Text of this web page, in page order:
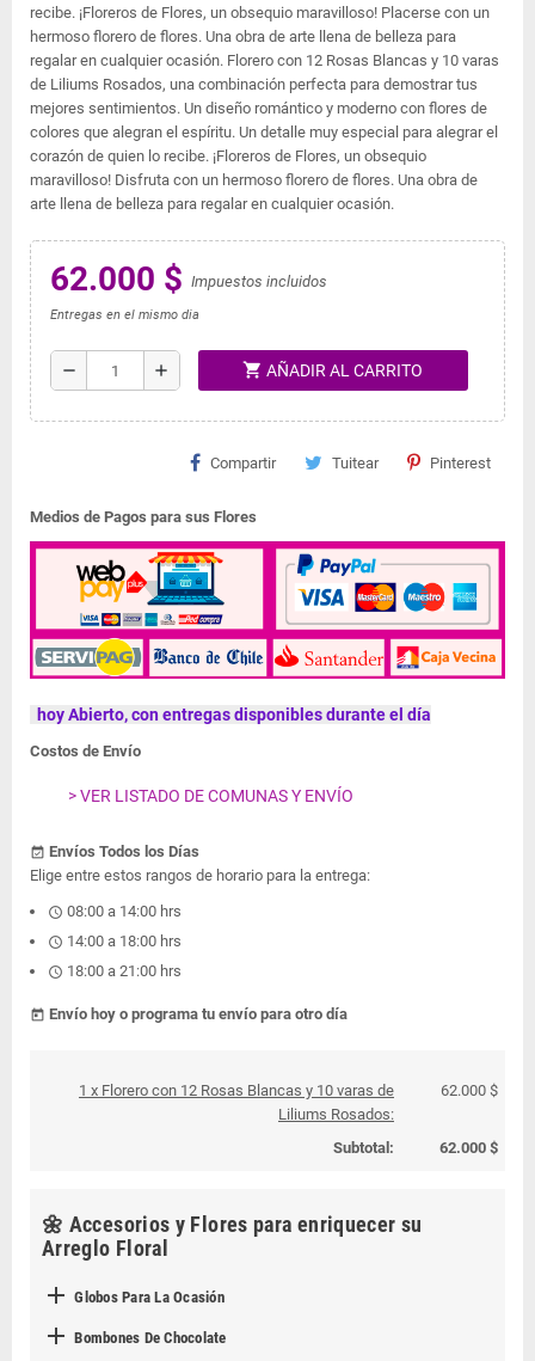
recibe. ¡Floreros de Flores, un obsequio maravilloso! Placerse con un
hermoso florero de flores. Una obra de arte llena de belleza para
regalar en cualquier ocasión. Florero con 12 Rosas Blancas y 10 varas
de Liliums Rosados, una combinación perfecta para demostrar tus
mejores sentimientos. Un diseño romántico y moderno con flores de
colores que alegran el espíritu. Un detalle muy especial para alegrar el
corazón de quien lo recibe. ¡Floreros de Flores, un obsequio
maravilloso! Disfruta con un hermoso florero de flores. Una obra de
arte llena de belleza para regalar en cualquier ocasión.
62.000 $ Impuestos incluidos
Entregas en el mismo dia
remove add shopping_cart AÑADIR AL CARRITO
Compartir Tuitear Pinterest
Medios de Pagos para sus Flores
hoy Abierto, con entregas disponibles durante el día
Costos de Envío
> VER LISTADO DE COMUNAS Y ENVÍO
event_available Envíos Todos los Días
Elige entre estos rangos de horario para la entrega:
schedule 08:00 a 14:00 hrs
schedule 14:00 a 18:00 hrs
schedule 18:00 a 21:00 hrs
today Envío hoy o programa tu envío para otro día
1 x Florero con 12 Rosas Blancas y 10 varas de
Liliums Rosados:
62.000 $
Subtotal: 62.000 $
🌼 Accesorios y Flores para enriquecer su
Arreglo Floral
 Globos Para La Ocasión
 Bombones De Chocolate